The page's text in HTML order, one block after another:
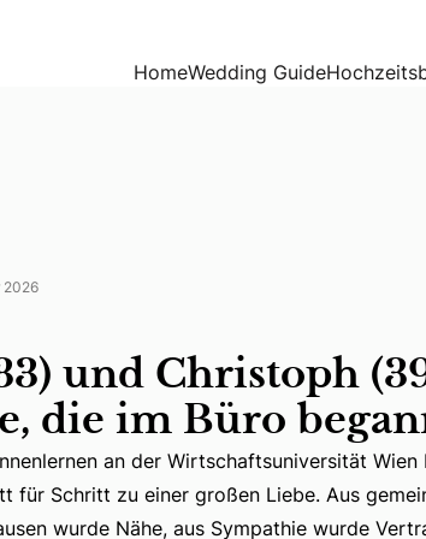
(39): Eine Liebe, die im Büro begann
HomeWedding Guide
2026
und Christoph
die im Büro
an der Wirtschaftsuniversität
an der Wirtschaftsuniversität Wien
für Schritt zu einer großen Liebe. Aus
wurde Nähe, aus Sympathie wurde